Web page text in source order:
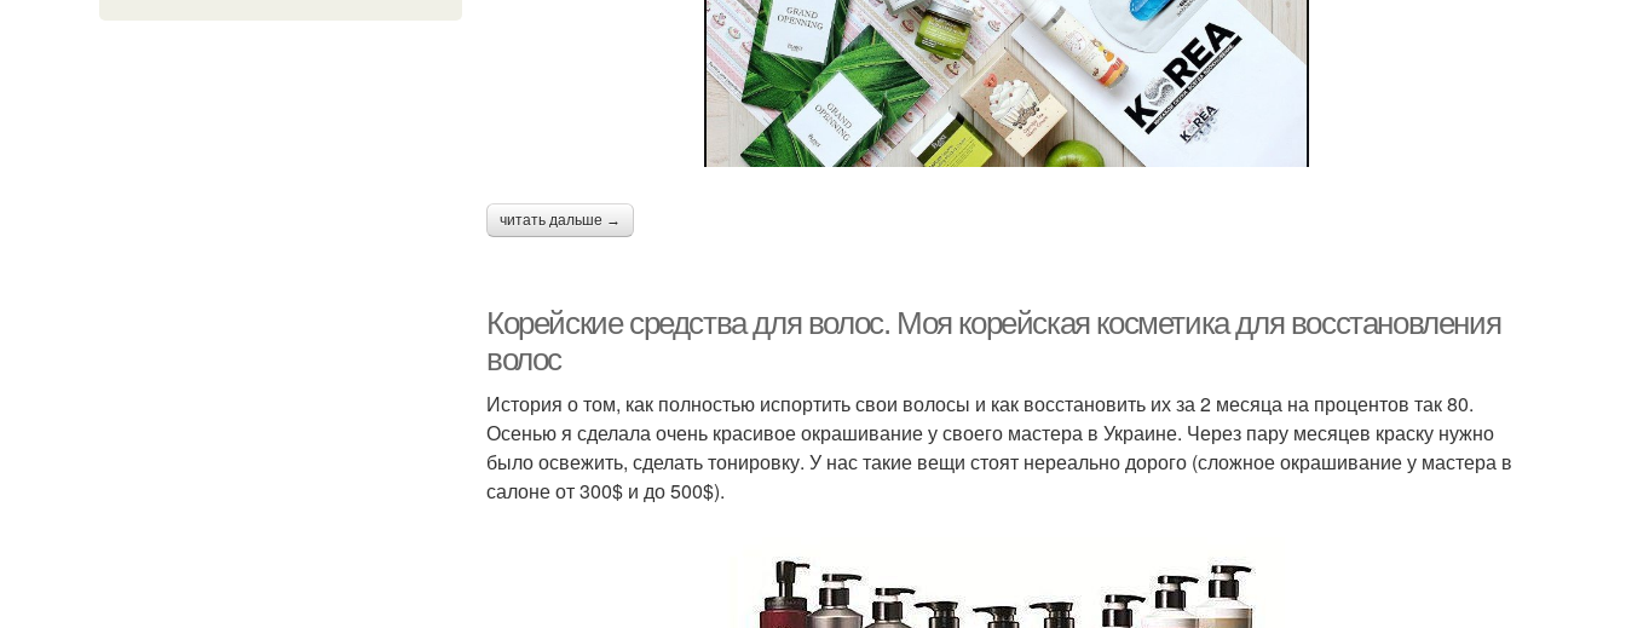
читать дальше →
Корейские средства для волос. Моя корейская косметика для восстановления
волос
История о том, как полностью испортить свои волосы и как восстановить их за 2 месяца на процентов так 80.
Осенью я сделала очень красивое окрашивание у своего мастера в Украине. Через пару месяцев краску нужно
было освежить, сделать тонировку. У нас такие вещи стоят нереально дорого (сложное окрашивание у мастера в
салоне от 300$ и до 500$).